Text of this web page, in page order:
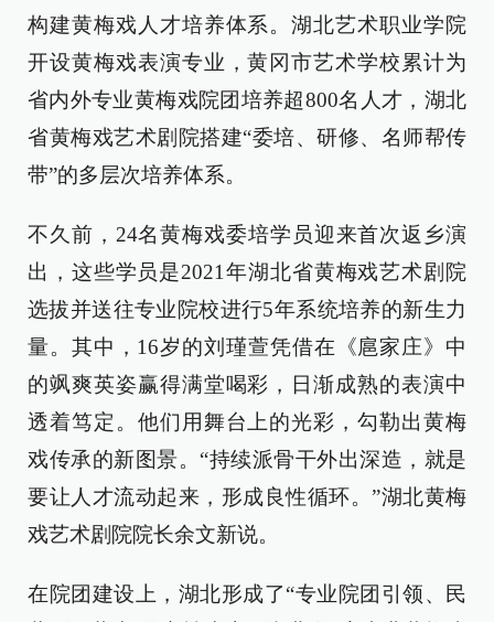
构建黄梅戏人才培养体系。湖北艺术职业学院
开设黄梅戏表演专业，黄冈市艺术学校累计为
省内外专业黄梅戏院团培养超800名人才，湖北
省黄梅戏艺术剧院搭建“委培、研修、名师帮传
带”的多层次培养体系。
不久前，24名黄梅戏委培学员迎来首次返乡演
出，这些学员是2021年湖北省黄梅戏艺术剧院
选拔并送往专业院校进行5年系统培养的新生力
量。其中，16岁的刘瑾萱凭借在《扈家庄》中
的飒爽英姿赢得满堂喝彩，日渐成熟的表演中
透着笃定。他们用舞台上的光彩，勾勒出黄梅
戏传承的新图景。“持续派骨干外出深造，就是
要让人才流动起来，形成良性循环。”湖北黄梅
戏艺术剧院院长余文新说。
在院团建设上，湖北形成了“专业院团引领、民